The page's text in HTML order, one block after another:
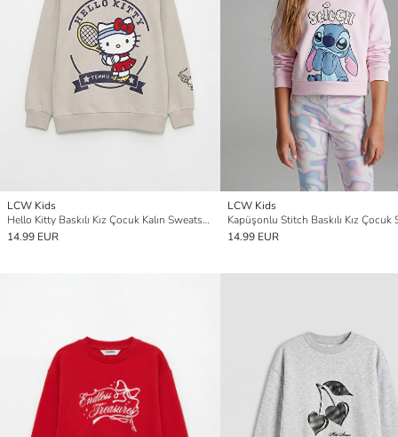
LCW Kids
Hello Kitty Baskılı Kız Çocuk Kalın Sweatshirt
14.99 EUR
LCW Kids
14.99 EUR